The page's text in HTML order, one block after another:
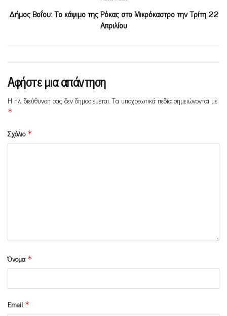
Δήμος Βοΐου: Το κάψιμο της Ρόκας στο Μικρόκαστρο την Τρίτη 22
Απριλίου
Αφήστε μια απάντηση
Η ηλ. διεύθυνση σας δεν δημοσιεύεται. Τα υποχρεωτικά πεδία σημειώνονται με
*
Σχόλιο *
Όνομα *
Email *